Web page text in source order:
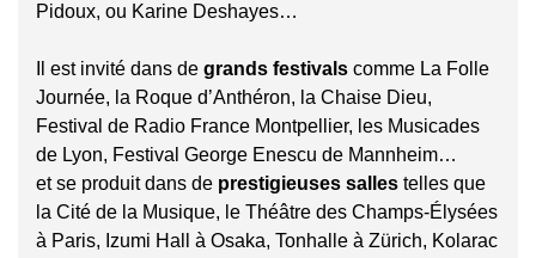
Pidoux, ou Karine Deshayes…
Il est invité dans de grands festivals comme La Folle
Journée, la Roque d’Anthéron, la Chaise Dieu,
Festival de Radio France Montpellier, les Musicades
de Lyon, Festival George Enescu de Mannheim…
et se produit dans de prestigieuses salles telles que
la Cité de la Musique, le Théâtre des Champs-Élysées
à Paris, Izumi Hall à Osaka, Tonhalle à Zürich, Kolarac